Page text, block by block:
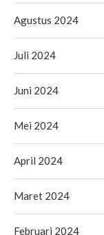
Agustus 2024
Juli 2024
Juni 2024
Mei 2024
April 2024
Maret 2024
Februari 2024